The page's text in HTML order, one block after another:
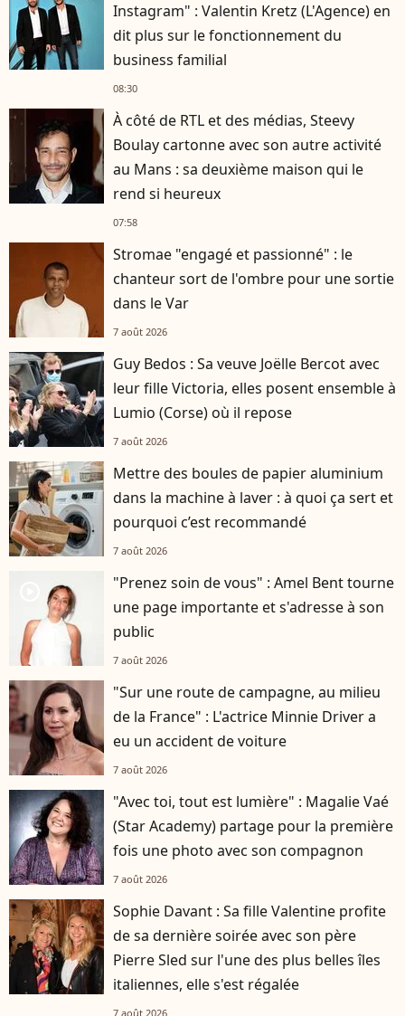
Instagram" : Valentin Kretz (L'Agence) en
dit plus sur le fonctionnement du
business familial
08:30
À côté de RTL et des médias, Steevy
Boulay cartonne avec son autre activité
au Mans : sa deuxième maison qui le
rend si heureux
07:58
Stromae "engagé et passionné" : le
chanteur sort de l'ombre pour une sortie
dans le Var
7 août 2026
Guy Bedos : Sa veuve Joëlle Bercot avec
leur fille Victoria, elles posent ensemble à
Lumio (Corse) où il repose
7 août 2026
Mettre des boules de papier aluminium
dans la machine à laver : à quoi ça sert et
pourquoi c’est recommandé
7 août 2026
"Prenez soin de vous" : Amel Bent tourne
une page importante et s'adresse à son
public
7 août 2026
"Sur une route de campagne, au milieu
de la France" : L'actrice Minnie Driver a
eu un accident de voiture
7 août 2026
"Avec toi, tout est lumière" : Magalie Vaé
(Star Academy) partage pour la première
fois une photo avec son compagnon
7 août 2026
Sophie Davant : Sa fille Valentine profite
de sa dernière soirée avec son père
Pierre Sled sur l'une des plus belles îles
italiennes, elle s'est régalée
7 août 2026